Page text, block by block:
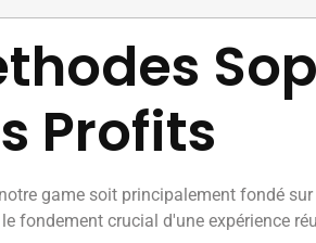
Profits
game soit principalement fondé
fondement crucial d'une expérience